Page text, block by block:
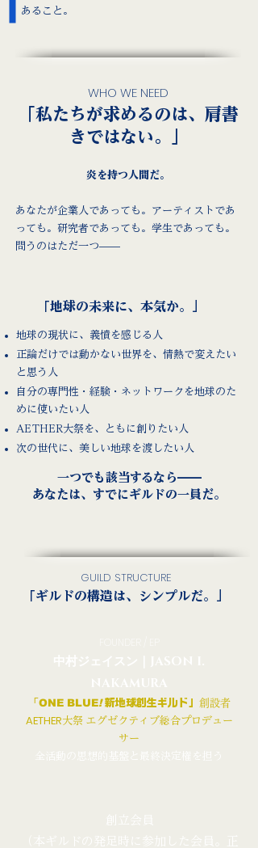
あること。
WHO WE NEED
「私たちが求めるのは、肩書
きではない。」
炎を持つ人間だ。
あなたが企業人であっても。アーティストであ
っても。研究者であっても。学生であっても。
問うのはただ一つ——
「地球の未来に、本気か。」
地球の現状に、義憤を感じる人
正論だけでは動かない世界を、情熱で変えたい
と思う人
自分の専門性・経験・ネットワークを地球のた
めに使いたい人
AETHER大祭を、ともに創りたい人
次の世代に、美しい地球を渡したい人
一つでも該当するなら——
あなたは、すでにギルドの一員だ。
GUILD STRUCTURE
「ギルドの構造は、シンプルだ。」
中村ジェイスン｜JASON I.
NAKAMURA
「ONE BLUE!新地球創生ギルド」 創設者
AETHER大祭 エグゼクティブ総合プロデュー
サー
全活動の思想的基盤と最終決定権を担う
創立会員
（本ギルドの発足時に参加した会員。正